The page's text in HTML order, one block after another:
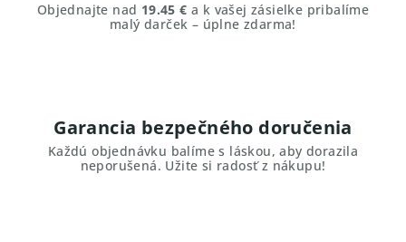
Objednajte nad 19.45 € a k vašej zásielke pribalíme
malý darček – úplne zdarma!
Garancia bezpečného doručenia
Každú objednávku balíme s láskou, aby dorazila
neporušená. Užite si radosť z nákupu!